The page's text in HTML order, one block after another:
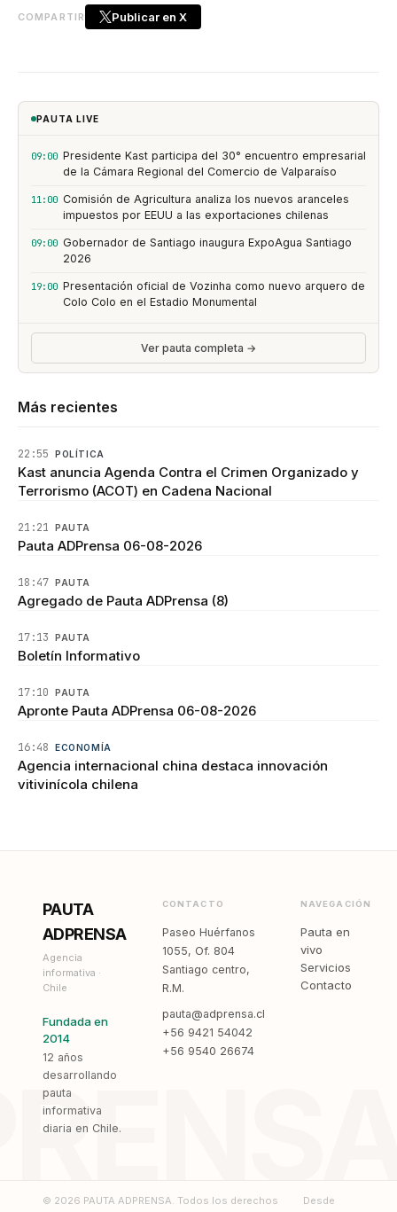
COMPARTIR Publicar en X
PAUTA LIVE
09:00 Presidente Kast participa del 30° encuentro empresarial
de la Cámara Regional del Comercio de Valparaíso
11:00 Comisión de Agricultura analiza los nuevos aranceles
impuestos por EEUU a las exportaciones chilenas
09:00 Gobernador de Santiago inaugura ExpoAgua Santiago
2026
19:00 Presentación oficial de Vozinha como nuevo arquero de
Colo Colo en el Estadio Monumental
Ver pauta completa →
Más recientes
22:55 POLÍTICA
Kast anuncia Agenda Contra el Crimen Organizado y
Terrorismo (ACOT) en Cadena Nacional
21:21 PAUTA
Pauta ADPrensa 06-08-2026
18:47 PAUTA
Agregado de Pauta ADPrensa (8)
17:13 PAUTA
Boletín Informativo
17:10 PAUTA
Apronte Pauta ADPrensa 06-08-2026
16:48 ECONOMÍA
Agencia internacional china destaca innovación
vitivinícola chilena
PAUTA
ADPRENSA
Agencia
informativa ·
Chile
Fundada en
2014
12 años
desarrollando
pauta
informativa
diaria en Chile.
CONTACTO
Paseo Huérfanos
1055, Of. 804
Santiago centro,
R.M.
pauta@adprensa.cl
+56 9421 54042
+56 9540 26674
NAVEGACIÓN
Pauta en
vivo
Servicios
Contacto
© 2026 PAUTA ADPRENSA. Todos los derechos
Desde